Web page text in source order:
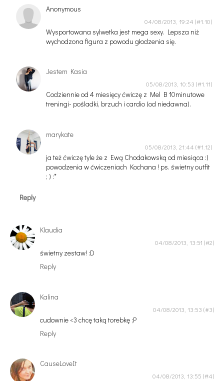
Anonymous
04/08/2013, 19:24
Wysportowana sylwetka jest mega sexy. Lepsza niż
wychodzona figura z powodu głodzenia się.
Jestem Kasia
05/08/2013, 10:53
Codziennie od 4 miesięcy ćwiczę z Mel B 10minutowe
treningi- pośladki, brzuch i cardio (od niedawna).
marykate
05/08/2013, 21:44
ja też ćwiczę tyle że z Ewą Chodakowską od miesiąca :)
powodzenia w ćwiczeniach Kochana ! ps. świetny outfit
; ) :*
Reply
Klaudia
04/08/2013, 13:51
świetny zestaw! :D
Reply
Kalina
04/08/2013, 13:53
cudownie <3 chcę taką torebkę ;P
Reply
CauseLoveIt
04/08/2013, 13:55